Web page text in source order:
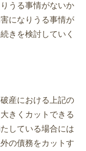
うる事情がないか
になりうる事情が
きを検討していく
における上記の
きくカットできる
している場合には
の債務をカットす